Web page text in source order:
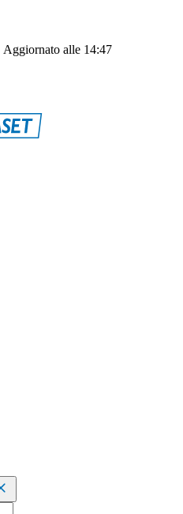
Aggiornato alle 14:47